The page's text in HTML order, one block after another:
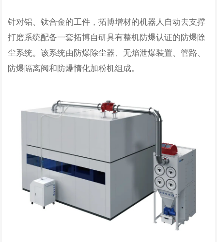
针对铝、钛合金的工件，拓博增材的机器人自动去支撑
打磨系统配备一套拓博自研具有整机防爆认证的防爆除
尘系统。该系统由防爆除尘器、无焰泄爆装置、管路、
防爆隔离阀和防爆惰化加粉机组成。